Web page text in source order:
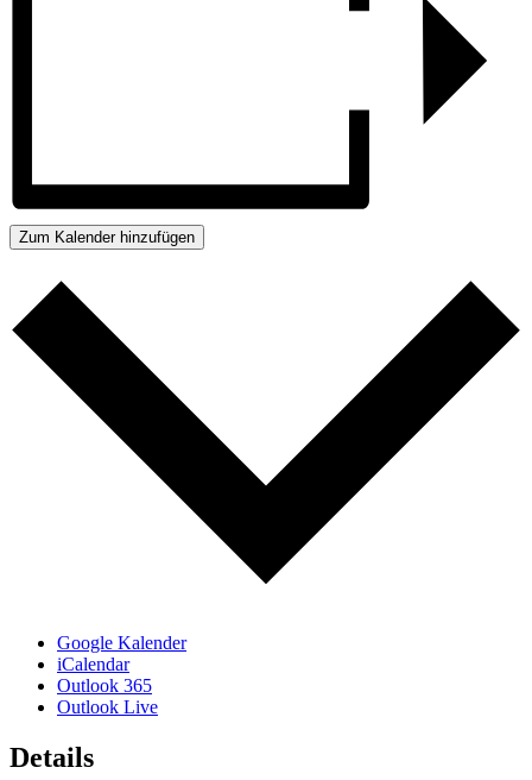
Zum Kalender hinzufügen
Google Kalender
iCalendar
Outlook 365
Outlook Live
Details